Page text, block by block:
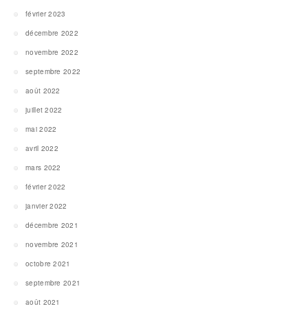
février 2023
décembre 2022
novembre 2022
septembre 2022
août 2022
juillet 2022
mai 2022
avril 2022
mars 2022
février 2022
janvier 2022
décembre 2021
novembre 2021
octobre 2021
septembre 2021
août 2021